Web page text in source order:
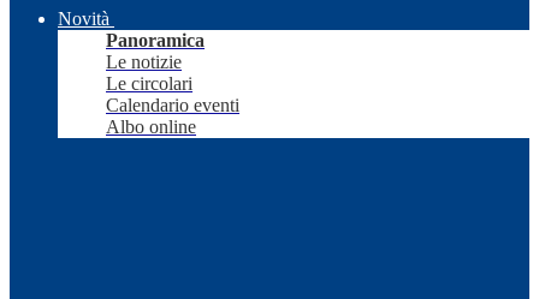
Novità
Panoramica
Le notizie
Le circolari
Calendario eventi
Albo online